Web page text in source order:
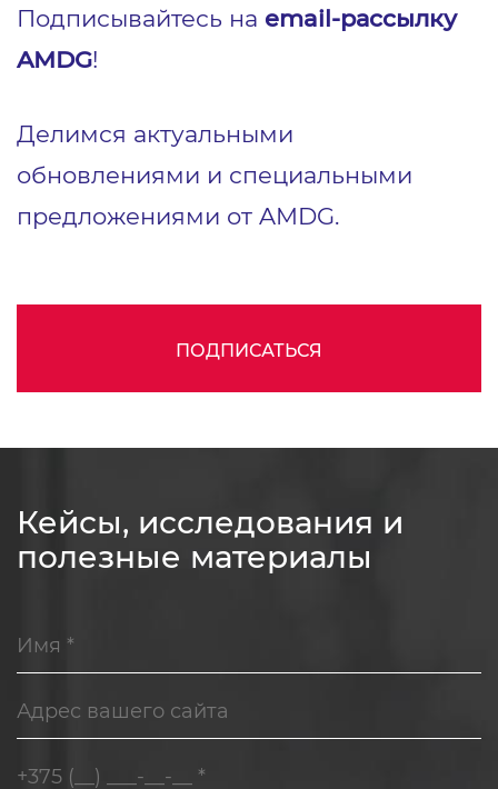
Подписывайтесь на email-рассылку
AMDG!
Делимся актуальными
обновлениями и специальными
предложениями от AMDG.
ПОДПИСАТЬСЯ
Кейсы, исследования и
полезные материалы